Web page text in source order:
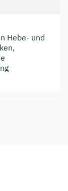
Hebe- und